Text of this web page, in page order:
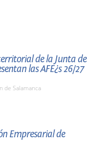
de la Junta de
las AFE¿s 26/27
de Salamanca
Empresarial de